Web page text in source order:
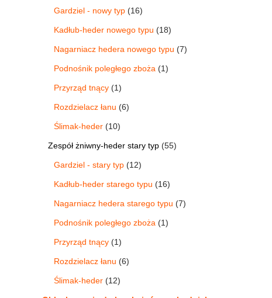
Gardziel - nowy typ 16
Kadłub-heder nowego typu 18
Nagarniacz hedera nowego typu 7
Podnośnik poległego zboża 1
Przyrząd tnący 1
Rozdzielacz łanu 6
Ślimak-heder 10
Zespół żniwny-heder stary typ 55
Gardziel - stary typ 12
Kadłub-heder starego typu 16
Nagarniacz hedera starego typu 7
Podnośnik poległego zboża 1
Przyrząd tnący 1
Rozdzielacz łanu 6
Ślimak-heder 12